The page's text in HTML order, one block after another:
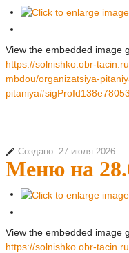
View the embedded image
https://solnishko.obr-
mbdou/organizatsiya-
Создано: 27 июля 2026
Меню на
View the embedded image
https://solnishko.obr-